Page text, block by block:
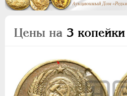
Цены на 3
ПОЛКОПЕЙКИ
2 КОПЕЙКИ
5 КОПЕЕК
10 КОПЕЕК
15 КОПЕЕК